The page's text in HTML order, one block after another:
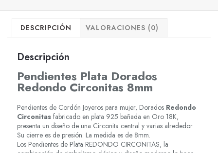
DESCRIPCIÓN VALORACIONES (0)
Descripción
Pendientes Plata Dorados
Redondo Circonitas 8mm
Pendientes de Cordón Joyeros para mujer, Dorados Redondo
Circonitas fabricado en plata 925 bañada en Oro 18K,
presenta un diseño de una Circonita central y varias alrededor.
Su cierre es de presión. La medida es de 8mm.
Los Pendientes de Plata REDONDO CIRCONITAS, la